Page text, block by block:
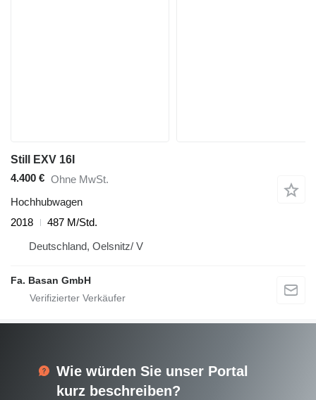
Still EXV 16I
4.400 € Ohne MwSt.
Hochhubwagen
2018
487 M/Std.
Deutschland, Oelsnitz/ V
Fa. Basan GmbH
Wie würden Sie unser Portal
kurz beschreiben?